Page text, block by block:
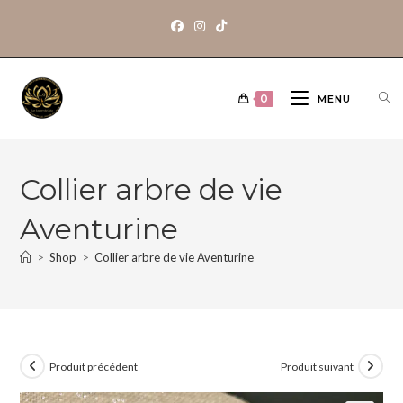
0 MENU
Collier arbre de vie
Aventurine
> Shop > Collier arbre de vie Aventurine
Produit précédent Produit suivant